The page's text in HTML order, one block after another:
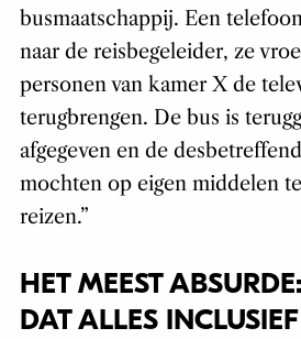
busmaatschappij. Een
naar de reisbegeleider, ze
personen van kamer X de
terugbrengen. De bus is
afgegeven en de
mochten op eigen middelen
reizen.”
HET MEEST
DAT ALLES